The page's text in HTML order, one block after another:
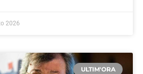
2026
ULTIM'ORA